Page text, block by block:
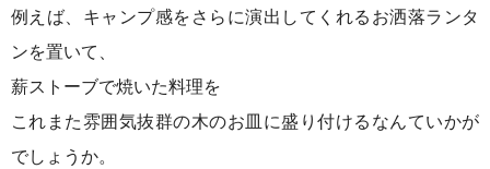
例えば、キャンプ感をさらに演出してくれるお洒落ランタ
ンを置いて、
薪ストーブで焼いた料理を
これまた雰囲気抜群の木のお皿に盛り付けるなんていかが
でしょうか。